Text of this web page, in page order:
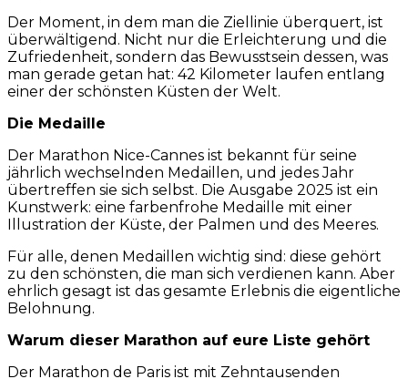
Der Moment, in dem man die Ziellinie überquert, ist
überwältigend. Nicht nur die Erleichterung und die
Zufriedenheit, sondern das Bewusstsein dessen, was
man gerade getan hat: 42 Kilometer laufen entlang
einer der schönsten Küsten der Welt.
Die Medaille
Der Marathon Nice-Cannes ist bekannt für seine
jährlich wechselnden Medaillen, und jedes Jahr
übertreffen sie sich selbst. Die Ausgabe 2025 ist ein
Kunstwerk: eine farbenfrohe Medaille mit einer
Illustration der Küste, der Palmen und des Meeres.
Für alle, denen Medaillen wichtig sind: diese gehört
zu den schönsten, die man sich verdienen kann. Aber
ehrlich gesagt ist das gesamte Erlebnis die eigentliche
Belohnung.
Warum dieser Marathon auf eure Liste gehört
Der Marathon de Paris ist mit Zehntausenden